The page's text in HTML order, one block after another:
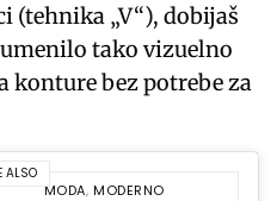
(tehnika „V“), dobijaš
tako vizuelno
konture bez potrebe za
ALSO
MODA, MODERNO